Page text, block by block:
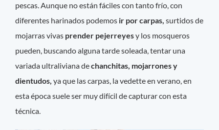
pescas. Aunque no están fáciles con tanto frío, con
diferentes harinados podemos ir por carpas, surtidos de
mojarras vivas prender pejerreyesy los mosqueros
pueden, buscando alguna tarde soleada, tentar una
variada ultraliviana dechanchitas, mojarrones y
dientudos,ya que las carpas, la vedette en verano, en
esta época suele ser muy difícil de capturar con esta
técnica.